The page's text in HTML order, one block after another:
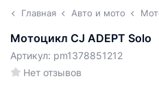
Главная Авто и мото
Мотоцикл CJ ADEPT Solo
Нет отзывов
Артикул: pm1378851212